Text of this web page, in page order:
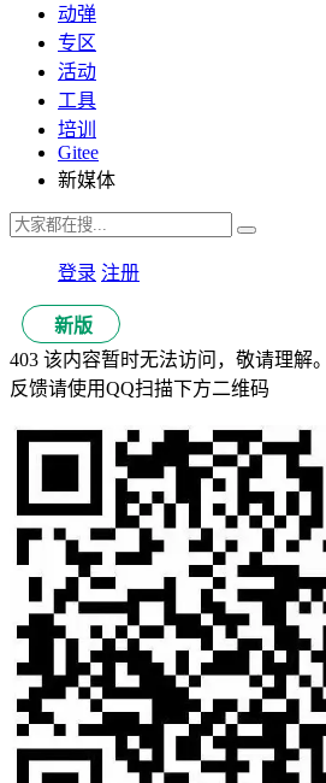
动弹
专区
活动
工具
培训
Gitee
新媒体
登录 注册
新版
403 该内容暂时无法访问，敬请理解。
反馈请使用QQ扫描下方二维码